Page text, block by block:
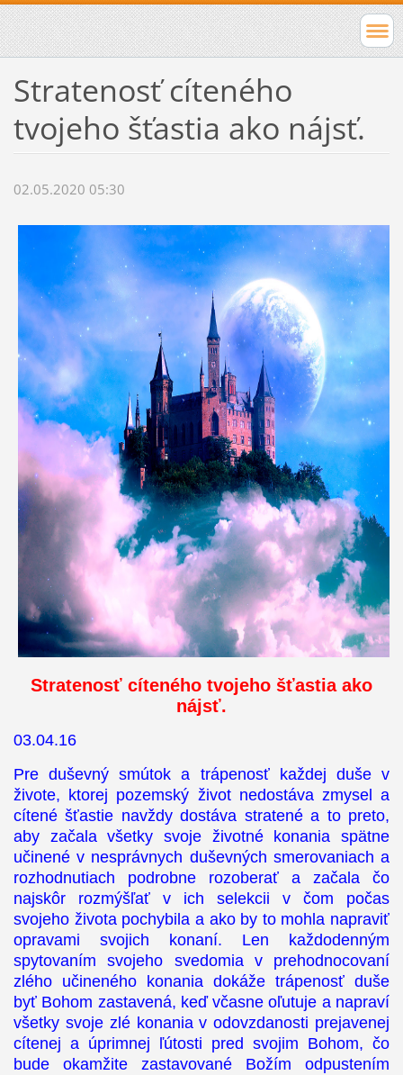
Stratenosť cíteného
tvojeho šťastia ako nájsť.
02.05.2020 05:30
Stratenosť cíteného tvojeho šťastia ako
nájsť.
03.04.16
Pre duševný smútok a trápenosť každej duše v
živote, ktorej pozemský život nedostáva zmysel a
cítené šťastie navždy dostáva stratené a to preto,
aby začala všetky svoje životné konania spätne
učinené v nesprávnych duševných smerovaniach a
rozhodnutiach podrobne rozoberať a začala čo
najskôr rozmýšľať v ich selekcii v čom počas
svojeho života pochybila a ako by to mohla napraviť
opravami svojich konaní. Len každodenným
spytovaním svojeho svedomia v prehodnocovaní
zlého učineného konania dokáže trápenosť duše
byť Bohom zastavená, keď včasne oľutuje a napraví
všetky svoje zlé konania v odovzdanosti prejavenej
cítenej a úprimnej ľútosti pred svojim Bohom, čo
bude okamžite zastavované Božím odpustením